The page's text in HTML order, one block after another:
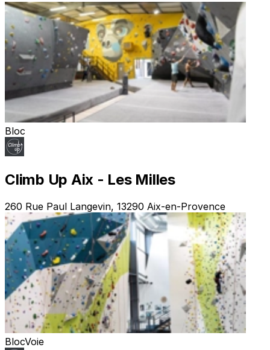
Bloc
Climb Up Aix - Les Milles
260 Rue Paul Langevin, 13290 Aix-en-Provence
BlocVoie